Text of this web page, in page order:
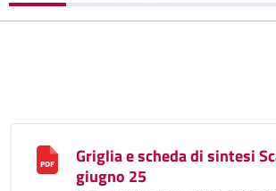
Griglia e scheda di sintesi
giugno 25